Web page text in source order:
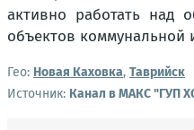
Гео: Новая Каховка, Таврийск
Источник: Канал в МАКС "ГУП